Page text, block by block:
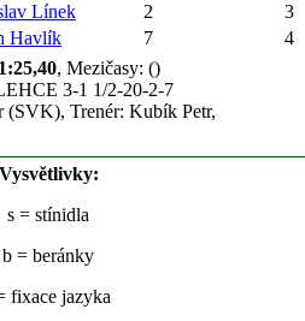
Línek 2 3
Havlík 7 4
, Mezičasy: ()
3-1 1/2-20-2-7
(SVK), Trenér: Kubík Petr,
Vysvětlivky:
s = stínidla
b = beránky
fixace jazyka